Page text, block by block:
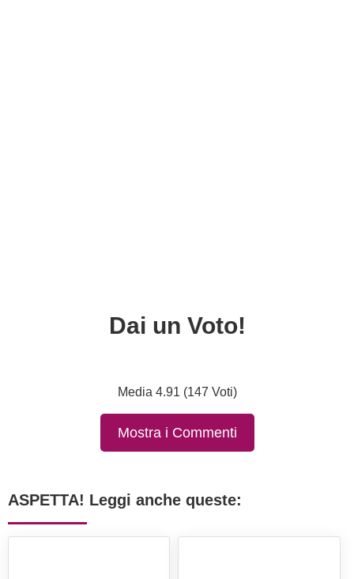
Dai un Voto!
Media 4.91 (147 Voti)
Mostra i Commenti
ASPETTA! Leggi anche queste: